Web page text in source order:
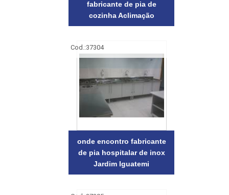
fabricante de pia de
cozinha Aclimação
Cod.:37304
onde encontro fabricante
de pia hospitalar de inox
Jardim Iguatemi